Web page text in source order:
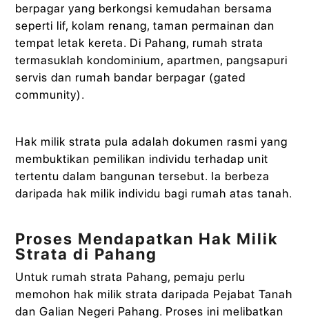
berpagar yang berkongsi kemudahan bersama
seperti lif, kolam renang, taman permainan dan
tempat letak kereta. Di Pahang, rumah strata
termasuklah kondominium, apartmen, pangsapuri
servis dan rumah bandar berpagar (gated
community).
Hak milik strata pula adalah dokumen rasmi yang
membuktikan pemilikan individu terhadap unit
tertentu dalam bangunan tersebut. Ia berbeza
daripada hak milik individu bagi rumah atas tanah.
Proses Mendapatkan Hak Milik
Strata di Pahang
Untuk rumah strata Pahang, pemaju perlu
memohon hak milik strata daripada Pejabat Tanah
dan Galian Negeri Pahang. Proses ini melibatkan